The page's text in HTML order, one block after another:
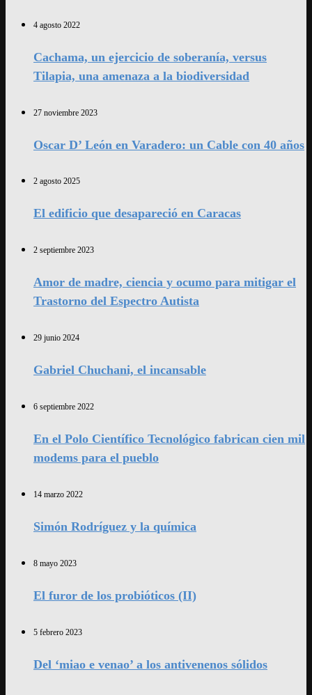
4 agosto 2022
Cachama, un ejercicio de soberanía, versus
Tilapia, una amenaza a la biodiversidad
27 noviembre 2023
Oscar D’ León en Varadero: un Cable con 40 años
2 agosto 2025
El edificio que desapareció en Caracas
2 septiembre 2023
Amor de madre, ciencia y ocumo para mitigar el
Trastorno del Espectro Autista
29 junio 2024
Gabriel Chuchani, el incansable
6 septiembre 2022
En el Polo Científico Tecnológico fabrican cien mil
modems para el pueblo
14 marzo 2022
Simón Rodríguez y la química
8 mayo 2023
El furor de los probióticos (II)
5 febrero 2023
Del ‘miao e venao’ a los antivenenos sólidos